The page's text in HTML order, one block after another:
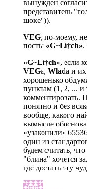
вынужден
представитель
шоке")).
VEG, по-моему,
посты «G~Lí†ch».
«G~Lí†ch», если
VEGа, Wladа и
хорошенько
пунктам (1, 2, ... и
комментировать.
понятно и без
вообще, какого
вымысле
«узаконили»
один из
будем считать,
"блина" хочется
где достать эту